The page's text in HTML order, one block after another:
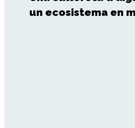
un ecosistema en